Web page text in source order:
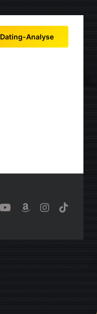
Dating-Analyse
YouTubeBenutzerdefiniert
Instagram